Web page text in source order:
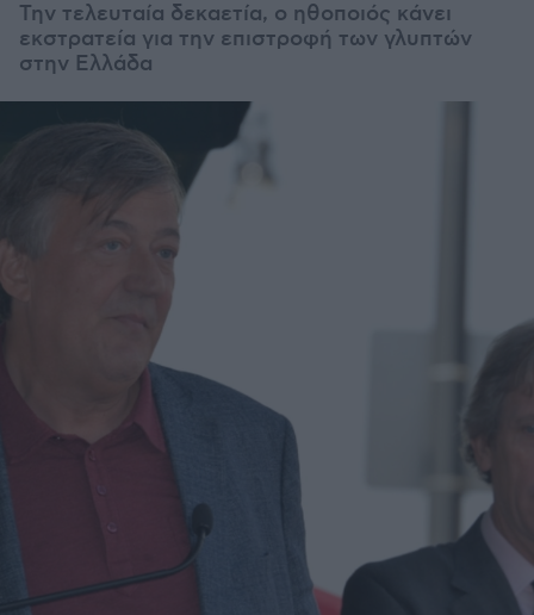
Την τελευταία δεκαετία, ο ηθοποιός κάνει
εκστρατεία για την επιστροφή των γλυπτών
στην Ελλάδα